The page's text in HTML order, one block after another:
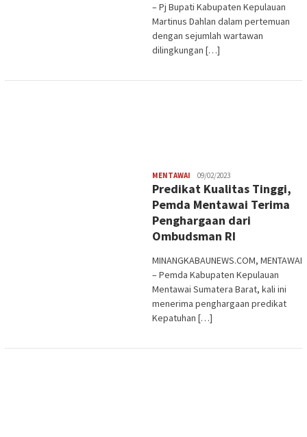
– Pj Bupati Kabupaten Kepulauan
Martinus Dahlan dalam pertemuan
dengan sejumlah wartawan
dilingkungan […]
MENTAWAI Redaksi
09/02/2023
Predikat Kualitas Tinggi,
Pemda Mentawai Terima
Penghargaan dari
Ombudsman RI
MINANGKABAUNEWS.COM, MENTAWAI
– Pemda Kabupaten Kepulauan
Mentawai Sumatera Barat, kali ini
menerima penghargaan predikat
Kepatuhan […]